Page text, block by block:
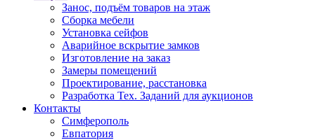
Занос, подъём товаров на этаж
Сборка мебели
Установка сейфов
Аварийное вскрытие замков
Изготовление на заказ
Замеры помещений
Проектирование, расстановка
Разработка Тех. Заданий для аукционов
Контакты
Симферополь
Евпатория